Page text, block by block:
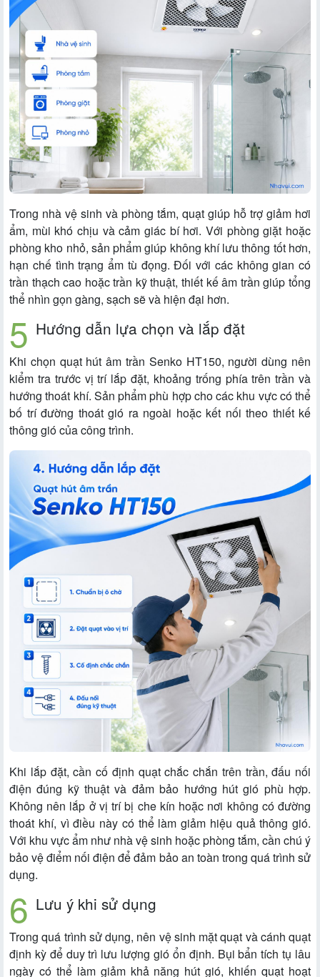
Trong nhà vệ sinh và phòng tắm, quạt giúp hỗ trợ giảm hơi
ẩm, mùi khó chịu và cảm giác bí hơi. Với phòng giặt hoặc
phòng kho nhỏ, sản phẩm giúp không khí lưu thông tốt hơn,
hạn chế tình trạng ẩm tù đọng. Đối với các không gian có
trần thạch cao hoặc trần kỹ thuật, thiết kế âm trần giúp tổng
thể nhìn gọn gàng, sạch sẽ và hiện đại hơn.
Hướng dẫn lựa chọn và lắp đặt
Khi chọn quạt hút âm trần Senko HT150, người dùng nên
kiểm tra trước vị trí lắp đặt, khoảng trống phía trên trần và
hướng thoát khí. Sản phẩm phù hợp cho các khu vực có thể
bố trí đường thoát gió ra ngoài hoặc kết nối theo thiết kế
thông gió của công trình.
Khi lắp đặt, cần cố định quạt chắc chắn trên trần, đấu nối
điện đúng kỹ thuật và đảm bảo hướng hút gió phù hợp.
Không nên lắp ở vị trí bị che kín hoặc nơi không có đường
thoát khí, vì điều này có thể làm giảm hiệu quả thông gió.
Với khu vực ẩm như nhà vệ sinh hoặc phòng tắm, cần chú ý
bảo vệ điểm nối điện để đảm bảo an toàn trong quá trình sử
dụng.
Lưu ý khi sử dụng
Trong quá trình sử dụng, nên vệ sinh mặt quạt và cánh quạt
định kỳ để duy trì lưu lượng gió ổn định. Bụi bẩn tích tụ lâu
ngày có thể làm giảm khả năng hút gió, khiến quạt hoạt